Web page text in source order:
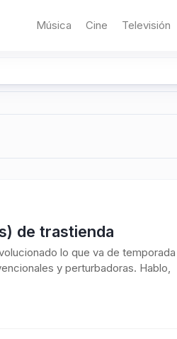
Música Cine Televisión
de trastienda
lo que va de temporada
y perturbadoras. Hablo,